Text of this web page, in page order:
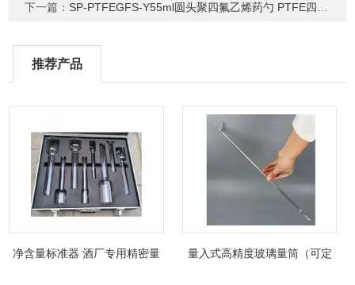
下一篇： SP-PTFEGFS-Y55ml圆头聚四氟乙烯药勺 PTFE四氟干粉勺
推荐产品
净含量标准器 酒厂专用精密量
量入式高精度玻璃量筒（可定